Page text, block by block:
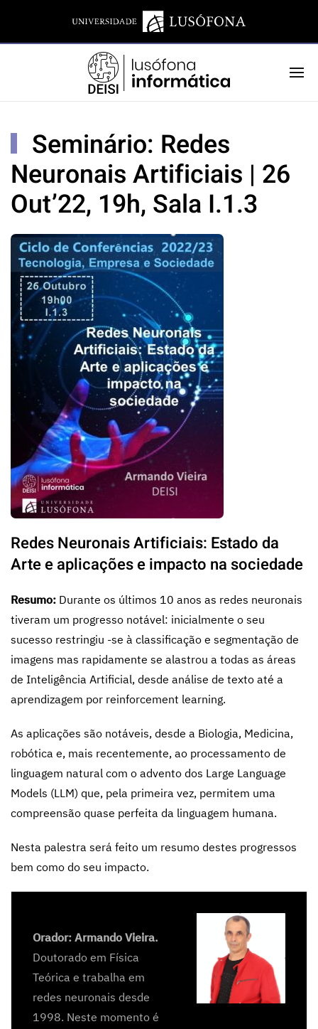
Seminário: Redes
Neuronais Artificiais | 26
Out’22, 19h, Sala I.1.3
Redes Neuronais Artificiais: Estado da
Arte e aplicações e impacto na sociedade
Resumo: Durante os últimos 10 anos as redes neuronais
tiveram um progresso notável: inicialmente o seu
sucesso restringiu -se à classificação e segmentação de
imagens mas rapidamente se alastrou a todas as áreas
de Inteligência Artificial, desde análise de texto até a
aprendizagem por reinforcement learning.
As aplicações são notáveis, desde a Biologia, Medicina,
robótica e, mais recentemente, ao processamento de
linguagem natural com o advento dos Large Language
Models (LLM) que, pela primeira vez, permitem uma
compreensão quase perfeita da linguagem humana.
Nesta palestra será feito um resumo destes progressos
bem como do seu impacto.
Orador: Armando Vieira.
Doutorado em Física
Teórica e trabalha em
redes neuronais desde
1998. Neste momento é